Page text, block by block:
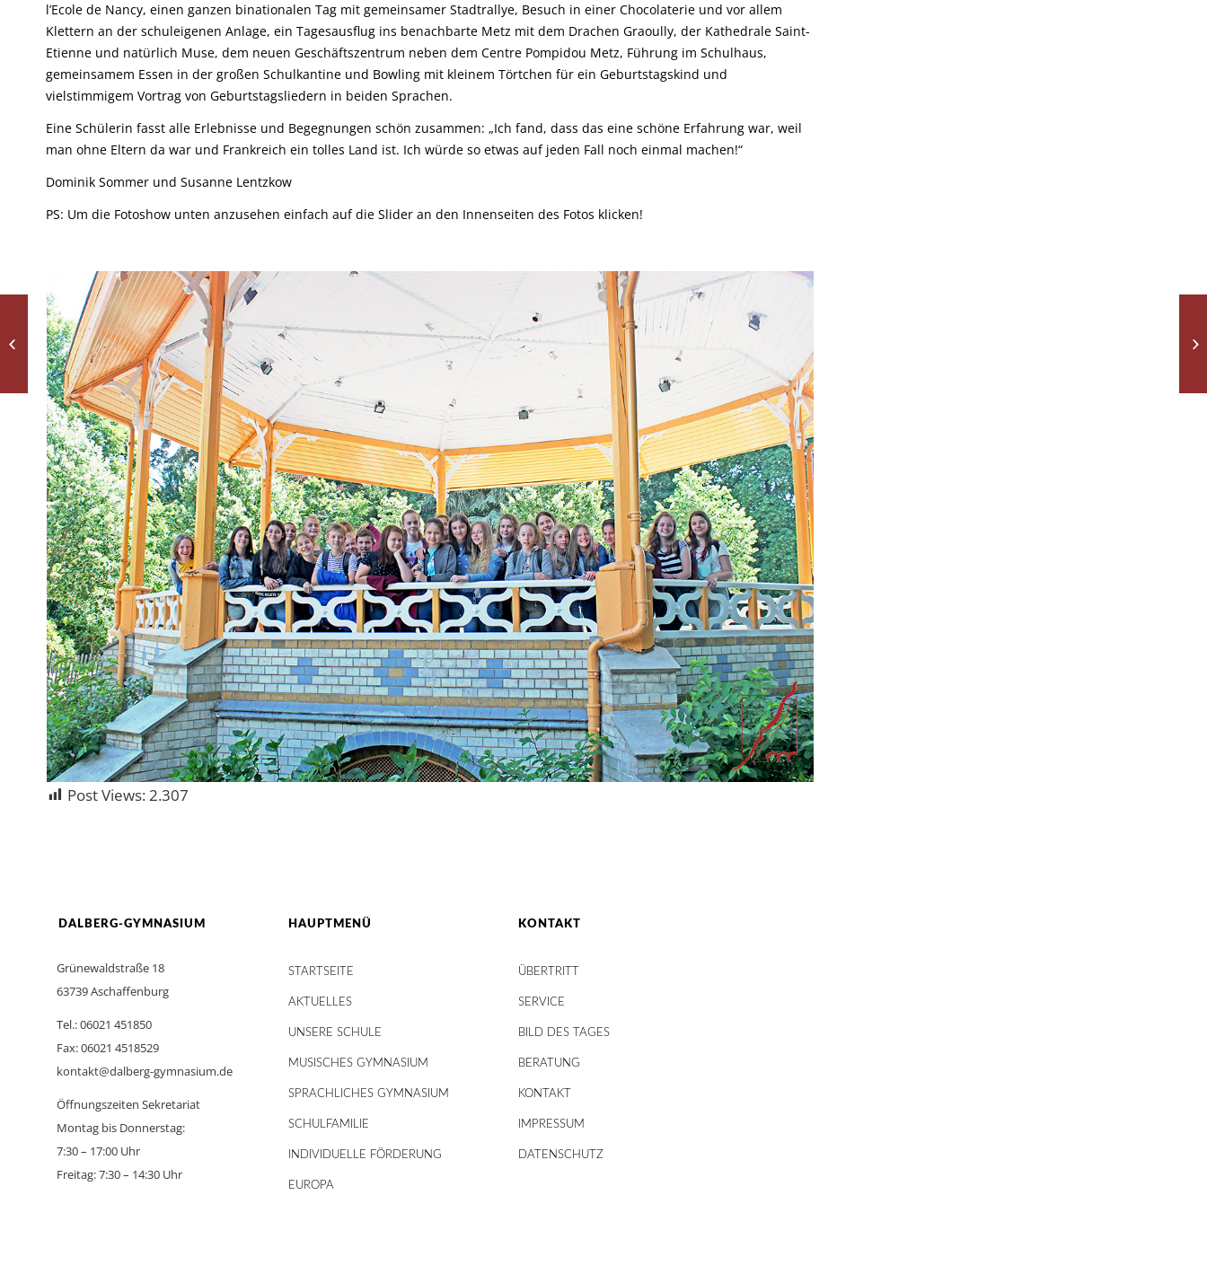
l’Ecole de Nancy, einen ganzen binationalen Tag mit gemeinsamer Stadtrallye, Besuch in einer Chocolaterie und vor allem
Klettern an der schuleigenen Anlage, ein Tagesausflug ins benachbarte Metz mit dem Drachen Graoully, der Kathedrale Saint-
Etienne und natürlich Muse, dem neuen Geschäftszentrum neben dem Centre Pompidou Metz, Führung im Schulhaus,
gemeinsamem Essen in der großen Schulkantine und Bowling mit kleinem Törtchen für ein Geburtstagskind und
vielstimmigem Vortrag von Geburtstagsliedern in beiden Sprachen.
Eine Schülerin fasst alle Erlebnisse und Begegnungen schön zusammen: „Ich fand, dass das eine schöne Erfahrung war, weil
man ohne Eltern da war und Frankreich ein tolles Land ist. Ich würde so etwas auf jeden Fall noch einmal machen!“
Dominik Sommer und Susanne Lentzkow
PS: Um die Fotoshow unten anzusehen einfach auf die Slider an den Innenseiten des Fotos klicken!
Post Views:2.307
DALBERG-GYMNASIUM
Grünewaldstraße 18
63739 Aschaffenburg
Tel.: 06021 451850
Fax: 06021 4518529
kontakt@dalberg-gymnasium.de
Öffnungszeiten Sekretariat
Montag bis Donnerstag:
7:30 – 17:00 Uhr
Freitag: 7:30 – 14:30 Uhr
HAUPTMENÜ
STARTSEITE
AKTUELLES
UNSERE SCHULE
MUSISCHES GYMNASIUM
SPRACHLICHES GYMNASIUM
SCHULFAMILIE
INDIVIDUELLE FÖRDERUNG
EUROPA
KONTAKT
ÜBERTRITT
SERVICE
BILD DES TAGES
BERATUNG
KONTAKT
IMPRESSUM
DATENSCHUTZ
Neue Tutoren und
Tutorinnen